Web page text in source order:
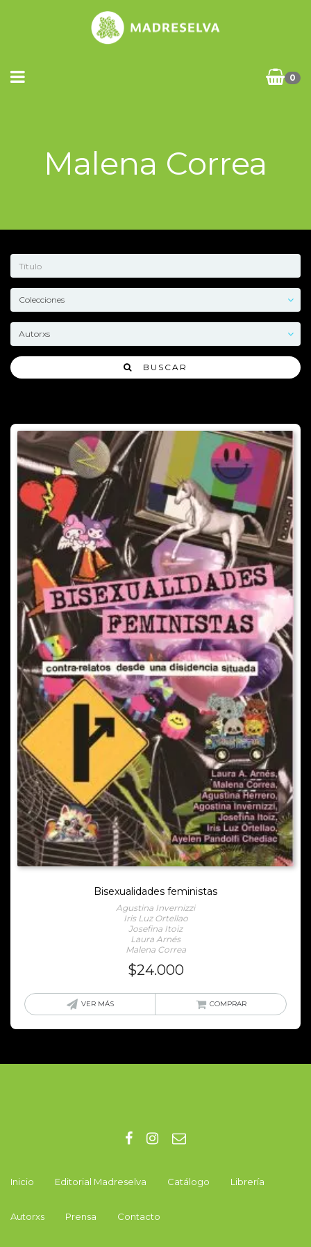
0
Malena Correa
BUSCAR
Bisexualidades feministas
Agustina Invernizzi
Iris Luz Ortellao
Josefina Itoiz
Laura Arnés
Malena Correa
$24.000
VER MÁS COMPRAR
Inicio Editorial Madreselva Catálogo Librería
Autorxs Prensa Contacto